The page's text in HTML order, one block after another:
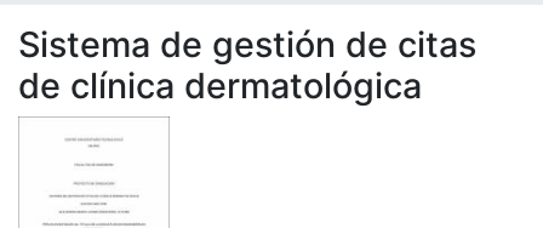
Statistics
Sistema de gestión de citas
de clínica dermatológica